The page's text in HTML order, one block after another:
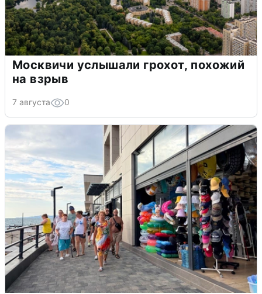
Москвичи услышали грохот, похожий
на взрыв
7 августа 0